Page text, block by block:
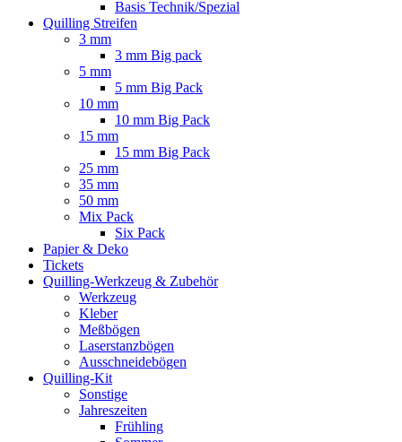
Basis Technik/Spezial
Quilling Streifen
3 mm
3 mm Big pack
5 mm
5 mm Big Pack
10 mm
10 mm Big Pack
15 mm
15 mm Big Pack
25 mm
35 mm
50 mm
Mix Pack
Six Pack
Papier & Deko
Tickets
Quilling-Werkzeug & Zubehör
Werkzeug
Kleber
Meßbögen
Laserstanzbögen
Ausschneidebögen
Quilling-Kit
Sonstige
Jahreszeiten
Frühling